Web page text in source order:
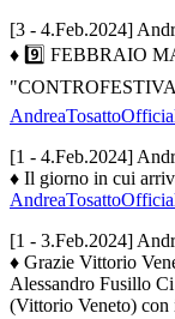
[3 - 4.Feb.2024]
♦ 9️⃣ FEBBRAIO
[1 - 4.Feb.2024]
♦ Il giorno in cui
[1 - 3.Feb.2024]
♦ Grazie Vittorio
Alessandro Fusillo
(Vittorio Veneto)